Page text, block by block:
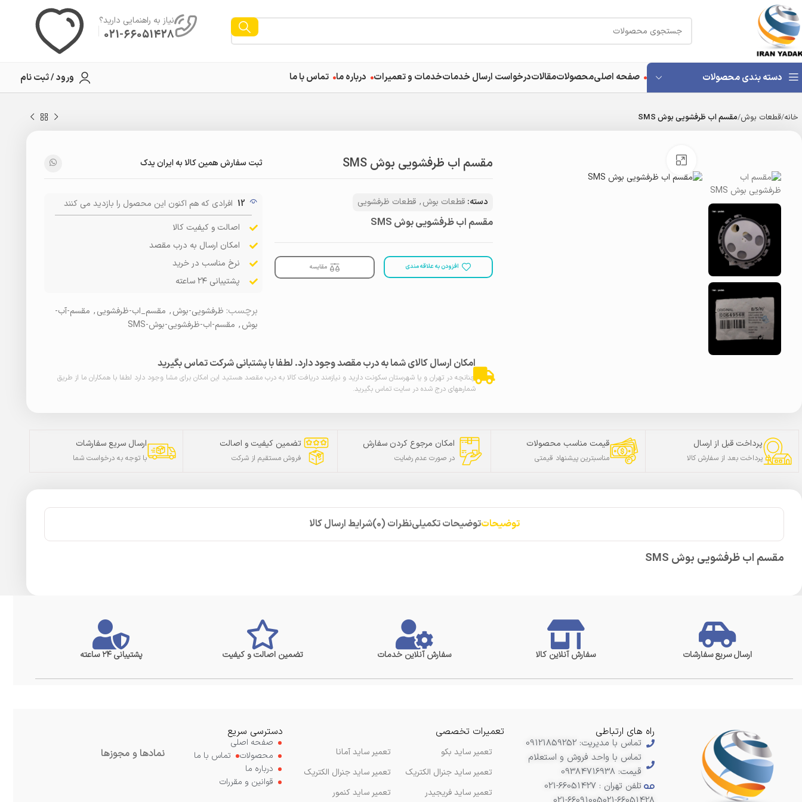
نیاز به راهنمایی دارید؟
021-66051428
دسته بندی محصولات صفحه اصلیمحصولاتمقالاتدرخواست ارسال خدماتخدمات و تعمیرات درباره ما تماس با ما ورود / ثبت نام
خانه قطعات بوش مقسم اب ظرفشویی بوش SMS
مقسم اب ظرفشویی بوش SMS ثبت سفارش همین کالا به ایران یدک
دسته: قطعات بوش, قطعات ظرفشویی
مقسم اب ظرفشویی بوش SMS
افزودن به علاقه مندی مقایسه
12 افرادی که هم اکنون این محصول را بازدید می کنند
اصالت و کیفیت کالا
امکان ارسال به درب مقصد
نرخ مناسب در خرید
پشتیبانی ۲۴ ساعته
برچسب: ظرفشویی-بوش, مقسم_اب-ظرفشویی, مقسم-آب-
بوش, مقسم-اب-ظرفشویی-بوش-SMS
امکان ارسال کالای شما به درب مقصد وجود دارد. لطفا با پشتبانی شرکت تماس بگیرید
چنانچه در تهران و یا شهرستان سکونت دارید و نیازمند دریافت کالا به درب مقصد هستید این امکان برای مشا وجود دارد لطفا با همکاران ما از طریق
شمارههای درج شده در سایت تماس بگیرید.
پرداخت قبل از ارسال
پرداخت بعد از سفارش کالا
قیمت مناسب محصولات
مناسبترین پیشنهاد قیمتی
امکان مرجوع کردن سفارش
در صورت عدم رضایت
تضمین کیفیت و اصالت
فروش مستقیم از شرکت
ارسال سریع سفارشات
با توجه به درخواست شما
توضیحاتتوضیحات تکمیلینظرات (0) شرایط ارسال کالا
مقسم اب ظرفشویی بوش SMS
ارسال سریع سفارشات سفارش آنلاین کالا سفارش آنلاین خدمات تضمین اصالت و کیفیت پشتیبانی ۲۴ ساعته
راه های ارتباطی
تماس با مدیریت: 09121859252
تماس با واحد فروش و استعلام
قیمت: 09384716938
تلفن تهران : 66051427-021
تعمیرات تخصصی
تعمیر ساید آمانا
تعمیر ساید جنرال الکتریک
تعمیر ساید کنمور
تعمیر ساید بکو
تعمیر ساید جنرال الکتریک
تعمیر ساید فریجیدر
دسترسی سریع
صفحه اصلی
محصولات
تماس با ما
درباره ما
قوانین و مقررات
نمادها و مجوزها